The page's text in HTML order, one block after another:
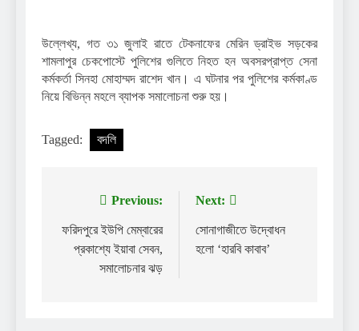
উল্লেখ্য, গত ৩১ জুলাই রাতে টেকনাফের মেরিন ড্রাইভ সড়কের
শামলাপুর চেকপোস্টে পুলিশের গুলিতে নিহত হন অবসরপ্রাপ্ত সেনা
কর্মকর্তা সিনহা মোহাম্মদ রাশেদ খান। এ ঘটনার পর পুলিশের কর্মকাণ্ড
নিয়ে বিভিন্ন মহলে ব্যাপক সমালোচনা শুরু হয়।
Tagged: বদলি
navigation
Previous:
ফরিদপুরে ইউপি মেম্বারের
প্রকাশ্যে ইয়াবা সেবন,
সমালোচনার ঝড়
Next:
সোনাগাজীতে উদ্বোধন
হলো ‘হারবি কাবাব’